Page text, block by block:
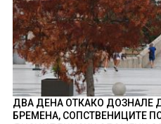
ДВА ДЕНА ОТКАКО ДОЗНАЛЕ
БРЕМЕНА, СОПСТВЕНИЦИТЕ